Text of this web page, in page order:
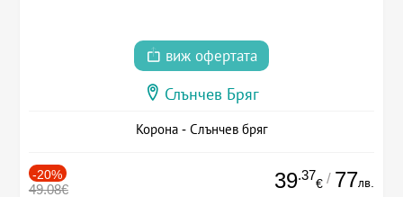
виж офертата
Слънчев Бряг
Корона - Слънчев бряг
-20%
49.08€ 39.37
€ / 77лв.